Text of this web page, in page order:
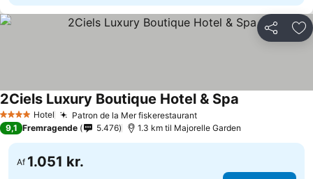
Del
4 StjernerHotel Patron de la Mer fiskerestaurant
2Ciels Luxury Boutique Hotel & Spa
9,1 Fremragende 5.476 1.3 km til Majorelle Garden
Af 1.051 kr.